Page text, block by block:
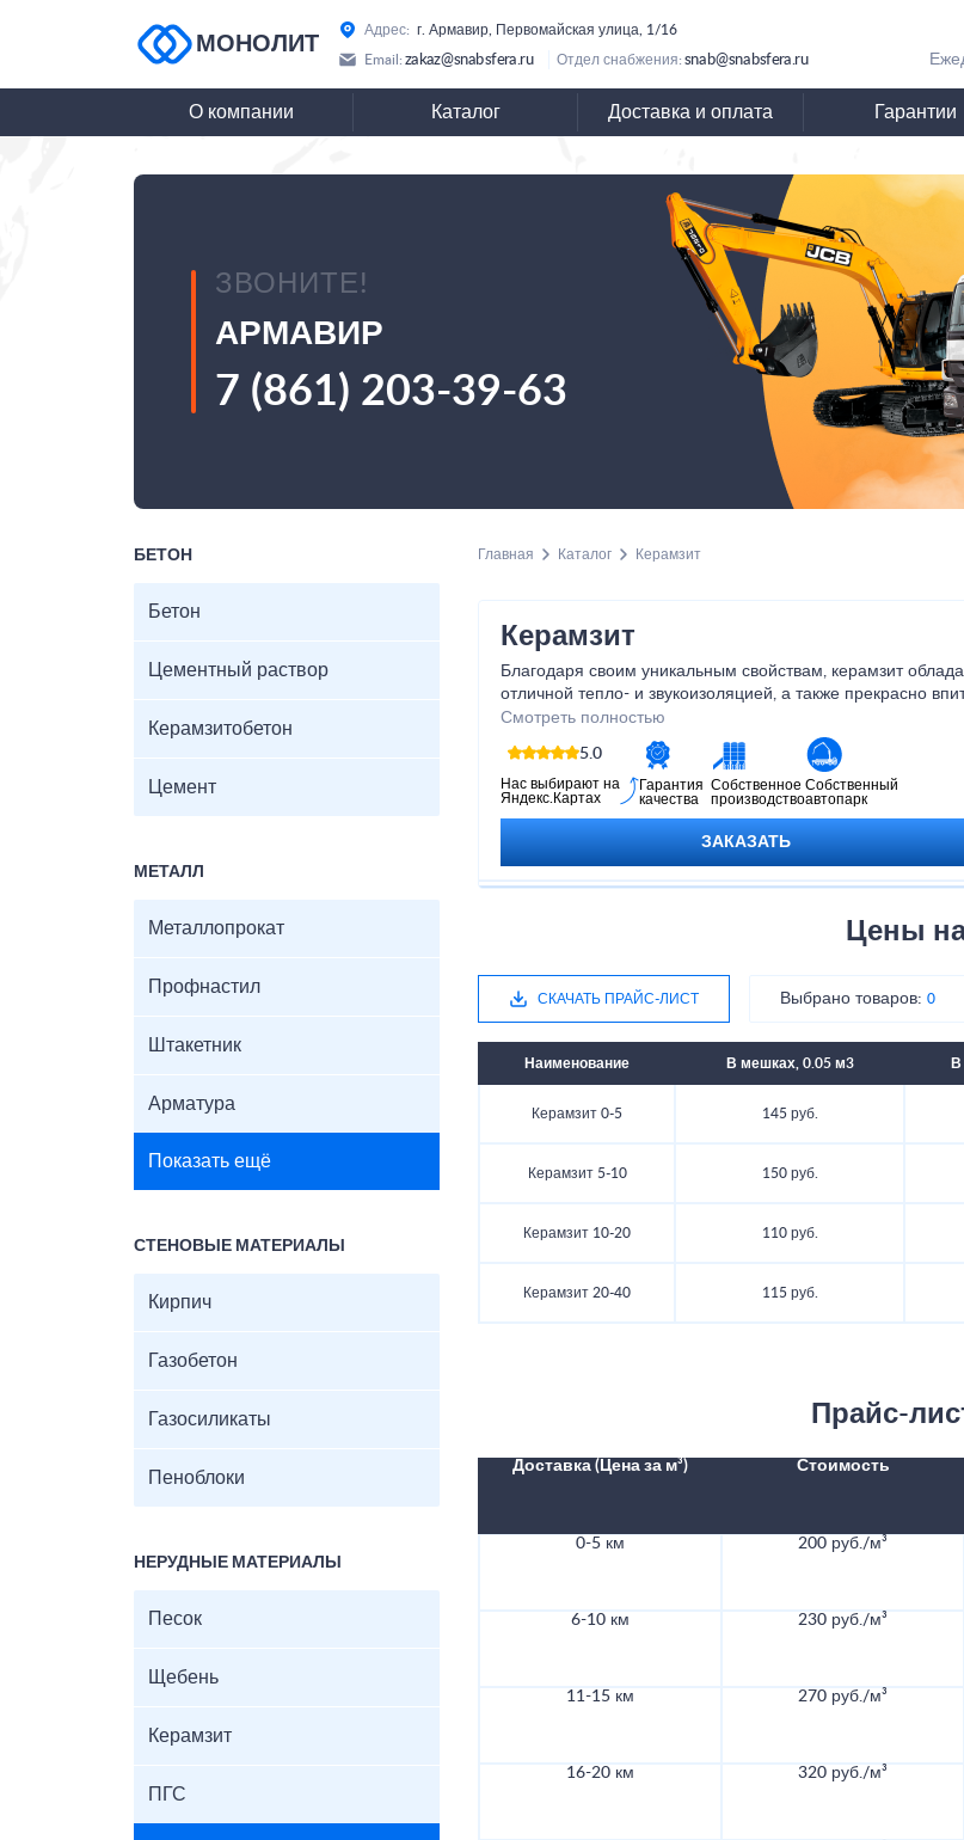
МОНОЛИТ
Адрес: г. Армавир, Первомайская улица, 1/16
Email: zakaz@snabsfera.ru Отдел снабжения: snab@snabsfera.ru
О компании Каталог Доставка и оплата Гарантии
ЗВОНИТЕ!
АРМАВИР
7 (861) 203-39-63
БЕТОН
Бетон
Цементный раствор
Керамзитобетон
Цемент
МЕТАЛЛ
Металлопрокат
Профнастил
Штакетник
Арматура
Показать ещё
СТЕНОВЫЕ МАТЕРИАЛЫ
Кирпич
Газобетон
Газосиликаты
Пеноблоки
НЕРУДНЫЕ МАТЕРИАЛЫ
Песок
Щебень
Керамзит
ПГС
Главная Каталог Керамзит
Керамзит
Благодаря своим уникальным свойствам, керамзит
отличной тепло- и звукоизоляцией, а также прекрасно
сохраняет влагу. Будь то строительство дома,
создание интерьера, керамзит станет незаменимым
Позвольте себе воплотить все свои идеи с помощью
наслаждайтесь результатом!
Смотреть полностью
5.0
Нас выбирают на
Яндекс.Картах
Гарантия
качества
Собственное
производство
Собственный
автопарк
ЗАКАЗАТЬ
Цены
СКАЧАТЬ ПРАЙС-ЛИСТ Выбрано товаров: 0
Наименование В мешках, 0.05 м3 В
Керамзит 0-5 145 руб.
Керамзит 5-10 150 руб.
Керамзит 10-20 110 руб.
Керамзит 20-40 115 руб.
Прайс-
Доставка (Цена за м³) Стоимость
0-5 км 200 руб./м³
6-10 км 230 руб./м³
11-15 км 270 руб./м³
16-20 км 320 руб./м³